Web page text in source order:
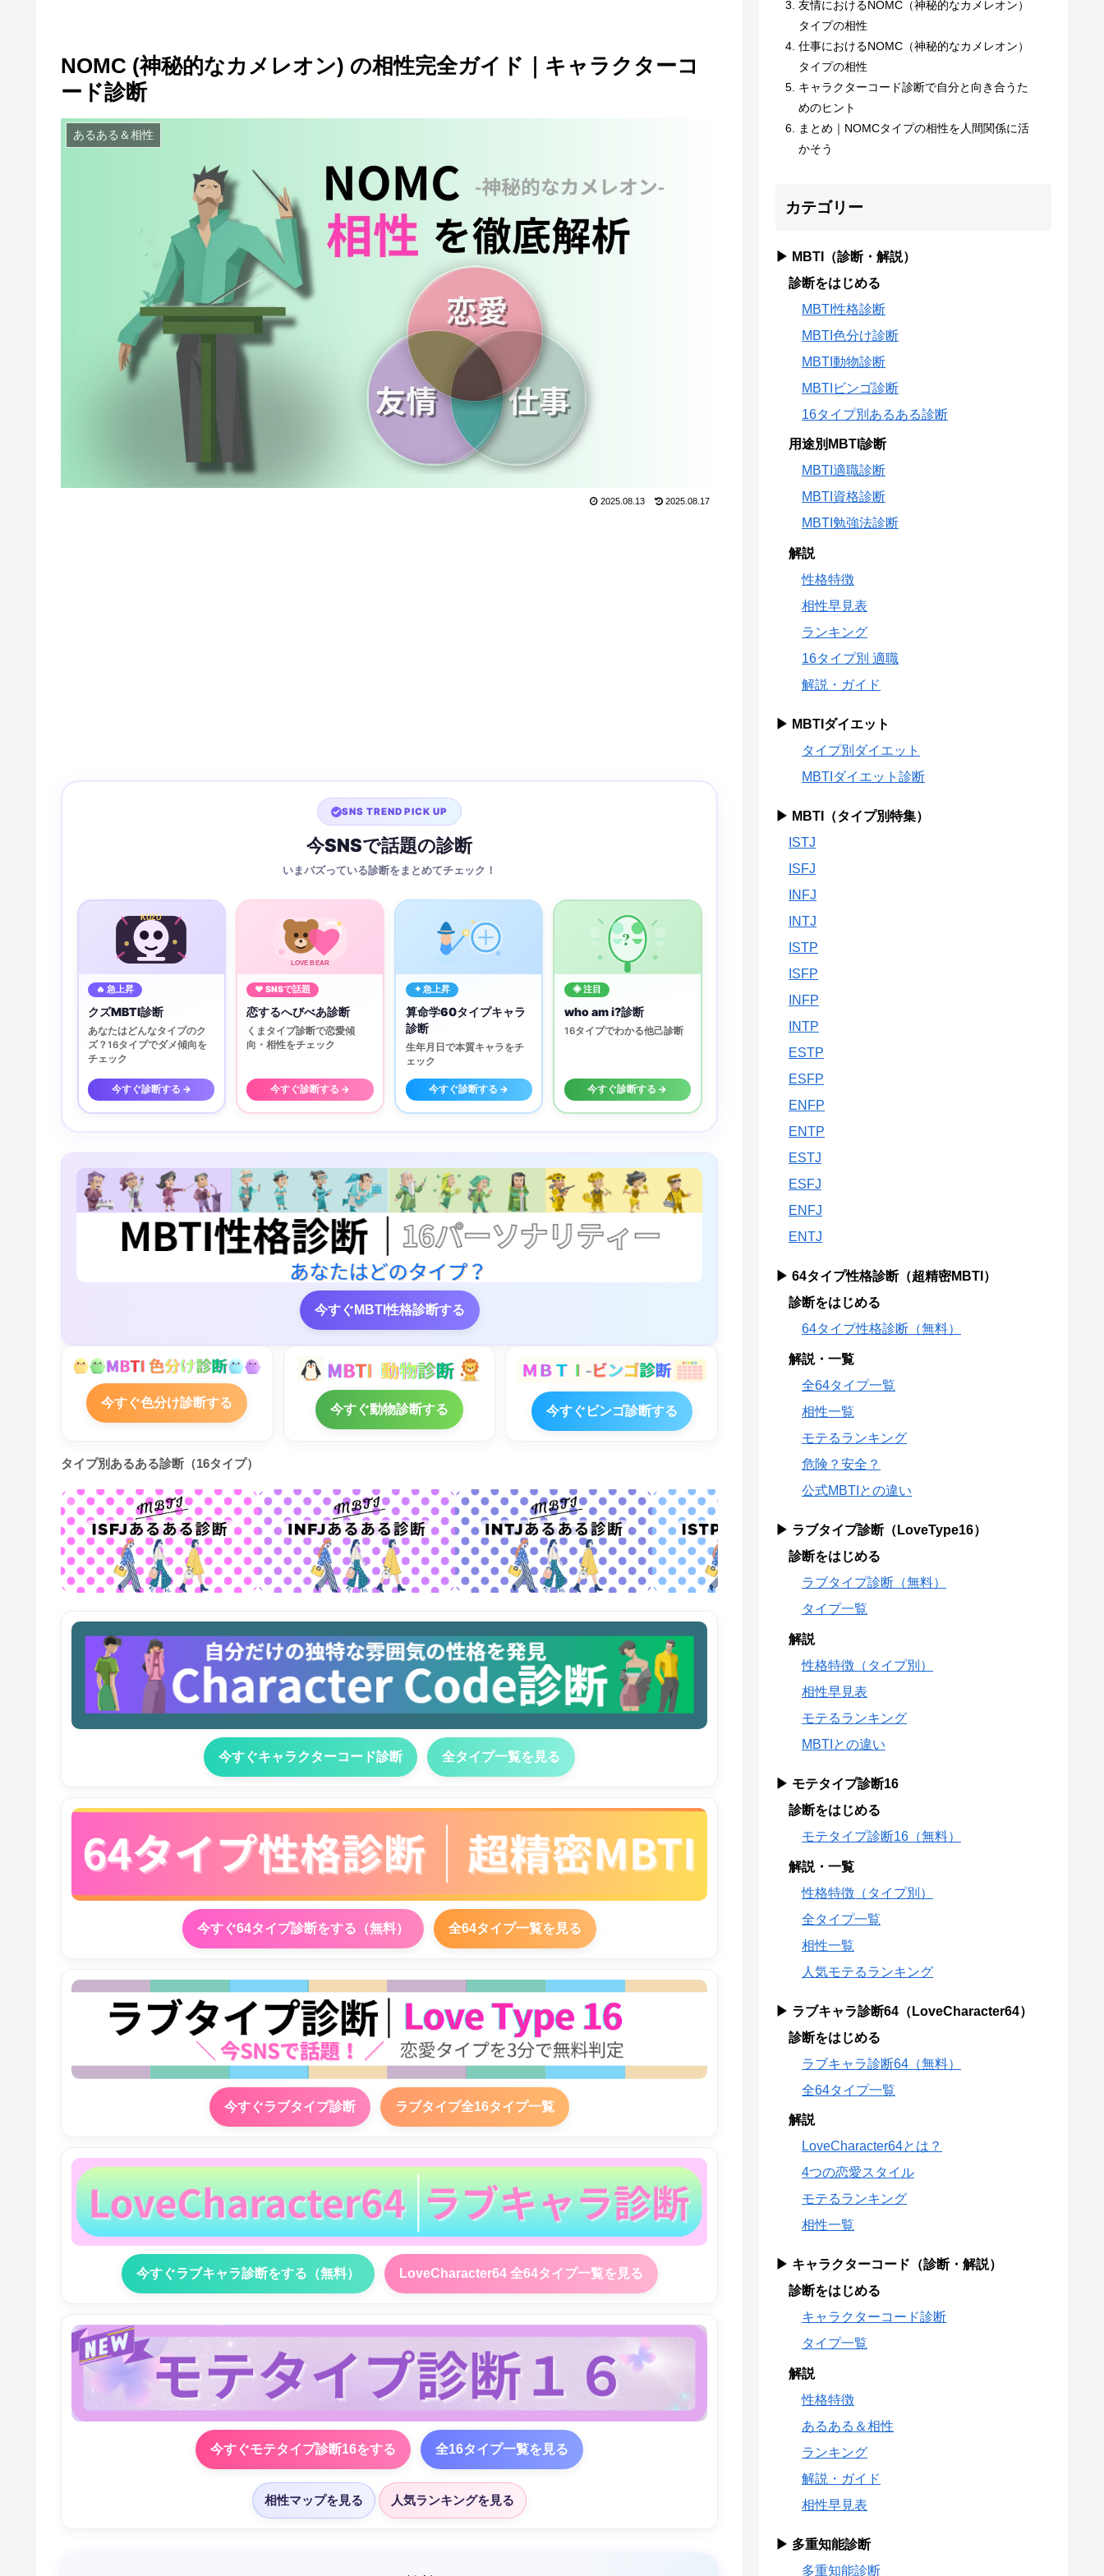
NOMC (神秘的なカメレオン) の相性完全ガイド｜キャラクターコ
ード診断
あるある＆相性
2025.08.13 2025.08.17
SNS TREND PICK UP
今SNSで話題の診断
いまバズっている診断をまとめてチェック！
KUZU
🔥 急上昇
クズMBTI診断
あなたはどんなタイプのク
ズ？16タイプでダメ傾向を
チェック
今すぐ診断する →
LOVE BEAR
♥ SNSで話題
恋するへびべあ診断
くまタイプ診断で恋愛傾
向・相性をチェック
今すぐ診断する →
✦ 急上昇
算命学60タイプキャラ
診断
生年月日で本質キャラをチ
ェック
今すぐ診断する →
?
◈ 注目
who am i?診断
16タイプでわかる他己診断
今すぐ診断する →
今すぐMBTI性格診断する
今すぐ色分け診断する 今すぐ動物診断する 今すぐビンゴ診断する
タイプ別あるある診断（16タイプ）
今すぐキャラクターコード診断 全タイプ一覧を見る
今すぐ64タイプ診断をする（無料） 全64タイプ一覧を見る
今すぐラブタイプ診断 ラブタイプ全16タイプ一覧
今すぐラブキャラ診断をする（無料） LoveCharacter64 全64タイプ一覧を見る
今すぐモテタイプ診断16をする 全16タイプ一覧を見る
相性マップを見る 人気ランキングを見る
友情におけるNOMC（神秘的なカメレオン）
タイプの相性
仕事におけるNOMC（神秘的なカメレオン）
タイプの相性
キャラクターコード診断で自分と向き合うた
めのヒント
まとめ｜NOMCタイプの相性を人間関係に活
かそう
カテゴリー
▶ MBTI（診断・解説）
診断をはじめる
MBTI性格診断
MBTI色分け診断
MBTI動物診断
MBTIビンゴ診断
16タイプ別あるある診断
用途別MBTI診断
MBTI適職診断
MBTI資格診断
MBTI勉強法診断
解説
性格特徴
相性早見表
ランキング
16タイプ別 適職
解説・ガイド
▶ MBTIダイエット
タイプ別ダイエット
MBTIダイエット診断
▶ MBTI（タイプ別特集）
ISTJ
ISFJ
INFJ
INTJ
ISTP
ISFP
INFP
INTP
ESTP
ESFP
ENFP
ENTP
ESTJ
ESFJ
ENFJ
ENTJ
▶ 64タイプ性格診断（超精密MBTI）
診断をはじめる
64タイプ性格診断（無料）
解説・一覧
全64タイプ一覧
相性一覧
モテるランキング
危険？安全？
公式MBTIとの違い
▶ ラブタイプ診断（LoveType16）
診断をはじめる
ラブタイプ診断（無料）
タイプ一覧
解説
性格特徴（タイプ別）
相性早見表
モテるランキング
MBTIとの違い
▶ モテタイプ診断16
診断をはじめる
モテタイプ診断16（無料）
解説・一覧
性格特徴（タイプ別）
全タイプ一覧
相性一覧
人気モテるランキング
▶ ラブキャラ診断64（LoveCharacter64）
診断をはじめる
ラブキャラ診断64（無料）
全64タイプ一覧
解説
LoveCharacter64とは？
4つの恋愛スタイル
モテるランキング
相性一覧
▶ キャラクターコード（診断・解説）
診断をはじめる
キャラクターコード診断
タイプ一覧
解説
性格特徴
あるある＆相性
ランキング
解説・ガイド
相性早見表
▶ 多重知能診断
多重知能診断